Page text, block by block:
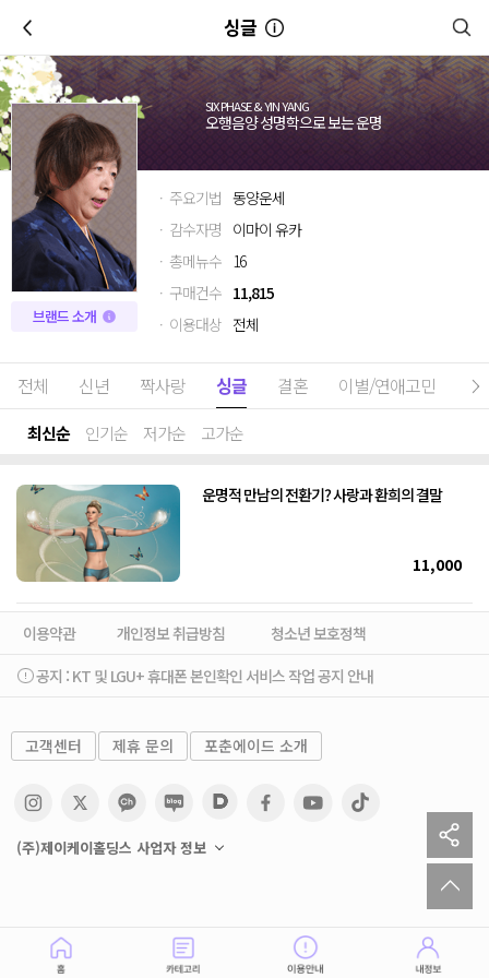
싱글
SIX PHASE & YIN YANG
오행음양 성명학으로 보는 운명
브랜드 소개
· 주요기법 동양운세
· 감수자명 이마이 유카
· 총메뉴수 16
· 구매건수 11,815
· 이용대상 전체
전체 신년 짝사랑 싱글 결혼 이별/연애고민
최신순 인기순 저가순 고가순
운명적 만남의 전환기? 사랑과 환희의 결말
11,000
이용약관 개인정보 취급방침
청소년 보호정책
공지 : KT 및 LGU+ 휴대폰 본인확인 서비스 작업 공지 안내
고객센터 제휴 문의 포춘에이드 소개
(주)제이케이홀딩스 사업자 정보